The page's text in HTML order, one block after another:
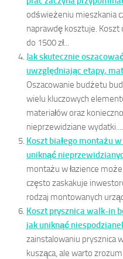
odświeżeniu mieszkania
naprawdę kosztuje.
do 1500 zł...
Jak skutecznie
uwzględniając etapy,
Oszacowanie budżetu
wielu kluczowych
materiałów oraz
nieprzewidziane wydatki....
Koszt białego montażu
uniknąć
montażu w łazience
często zaskakuje
rodzaj montowanych
Koszt prysznica walk-in
jak uniknąć
zainstalowaniu prysznica
kusząca, ale warto